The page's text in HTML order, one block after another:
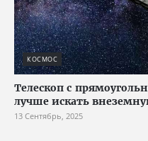
КОСМОС
Телескоп с
лучше искать
13 Сентябрь, 2025